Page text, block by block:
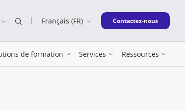
Français (FR) New window
Contactez-nous
de formation Services Ressources